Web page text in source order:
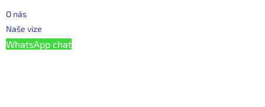
O nás
Naše vize
WhatsApp chat